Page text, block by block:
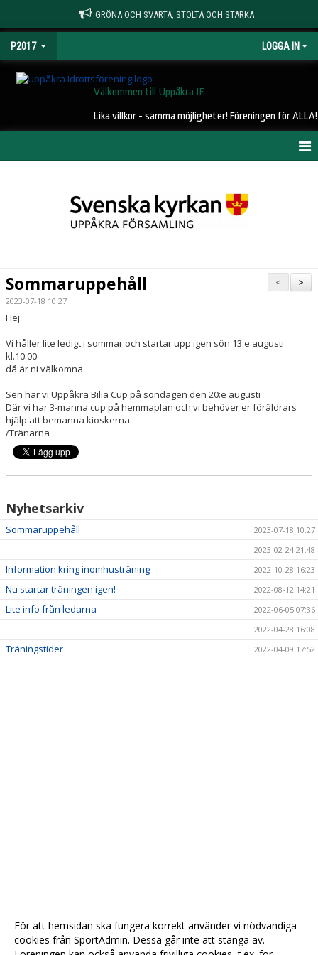
GRÖNA OCH SVARTA, STOLTA OCH STARKA
P2017 LOGGA IN
Välkommen till Uppåkra IF
Lika villkor - samma möjligheter! Föreningen för ALLA!
TRUPPEN
BILDGALLERI
DOKUMENT
KONTAKT
>
<
Sommaruppehåll
2023-07-18 10:27
Hej
Vi håller lite ledigt i sommar och startar upp igen sön 13:e augusti
kl.10.00
då är ni välkomna.
Sen har vi Uppåkra Bilia Cup på söndagen den 20:e augusti
Där vi har 3-manna cup på hemmaplan och vi behöver er föräldrars
hjälp att bemanna kioskerna.
/Tränarna
Nyhetsarkiv
Sommaruppehåll
2023-07-18 10:27
2023-02-24 21:48
Information kring inomhusträning 2022-10-28 16:23
Nu startar träningen igen! 2022-08-12 14:21
Lite info från ledarna
2022-06-05 07:36
2022-04-28 16:08
Träningstider 2022-04-09 17:52
För att hemsidan ska fungera korrekt använder vi nödvändiga
cookies från SportAdmin. Dessa går inte att stänga av.